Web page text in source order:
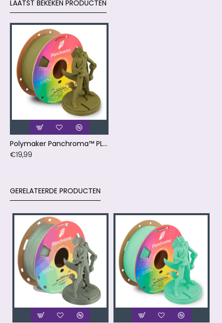
LAATST BEKEKEN PRODUCTEN
Polymaker Panchroma™ PLA Matte Muted Moss Filament
€19,99
GERELATEERDE PRODUCTEN